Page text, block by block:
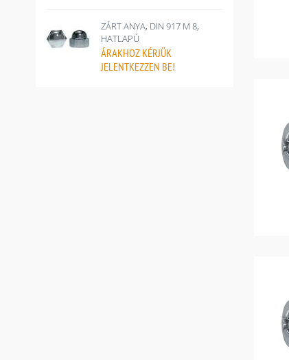
ZÁRT ANYA, DIN 917 M 8,
HATLAPÚ
ÁRAKHOZ KÉRJÜK
JELENTKEZZEN BE!